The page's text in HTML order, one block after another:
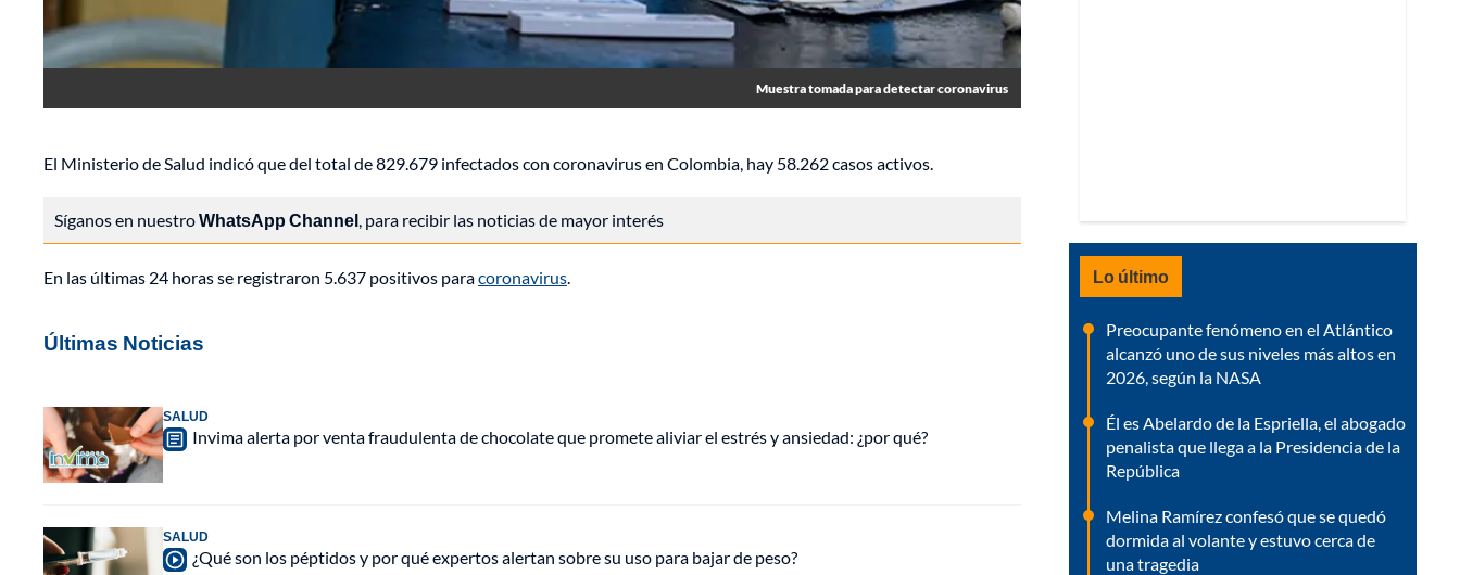
Muestra tomada para detectar coronavirus
El Ministerio de Salud indicó que del total de 829.679 infectados con coronavirus en Colombia, hay 58.262 casos activos.
Síganos en nuestroWhatsApp Channel, para recibir las noticias de mayor interés
En las últimas 24 horas se registraron 5.637 positivos paracoronavirus.
Últimas Noticias
SALUD
Invima alerta por venta fraudulenta de chocolate que promete aliviar el estrés y ansiedad: ¿por qué?
SALUD
¿Qué son los péptidos y por qué expertos alertan sobre su uso para bajar de peso?
Lo último
Preocupante fenómeno en el Atlántico
alcanzó uno de sus niveles más altos en
2026, según la NASA
Él es Abelardo de la Espriella, el abogado
penalista que llega a la Presidencia de la
República
Melina Ramírez confesó que se quedó
dormida al volante y estuvo cerca de
una tragedia